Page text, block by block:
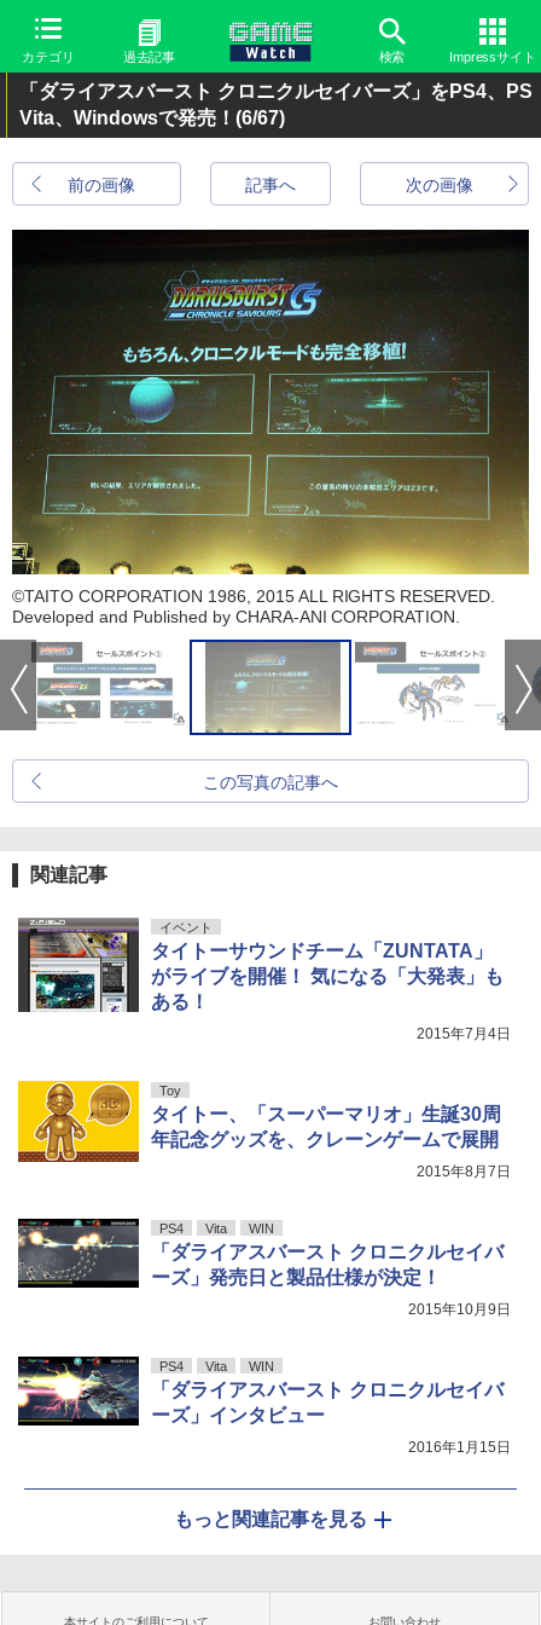
カテゴリ 過去記事 検索 Impressサイト
「ダライアスバースト クロニクルセイバーズ」をPS4、PS
Vita、Windowsで発売！ (6/67)
前の画像 次の画像
記事へ
©TAITO CORPORATION 1986, 2015 ALL RIGHTS RESERVED.
Developed and Published by CHARA-ANI CORPORATION.
この写真の記事へ
関連記事
イベント
タイトーサウンドチーム「ZUNTATA」
がライブを開催！ 気になる「大発表」も
ある！
2015年7月4日
Toy
タイトー、「スーパーマリオ」生誕30周
年記念グッズを、クレーンゲームで展開
2015年8月7日
PS4 Vita WIN
「ダライアスバースト クロニクルセイバ
ーズ」発売日と製品仕様が決定！
2015年10月9日
PS4 Vita WIN
「ダライアスバースト クロニクルセイバ
ーズ」インタビュー
2016年1月15日
もっと関連記事を見る
本サイトのご利用について お問い合わせ